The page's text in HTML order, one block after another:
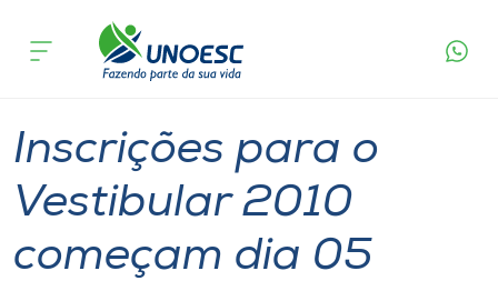
Cursos
Pesquisa
Atendimento ao Estudante
acontece
Inscrições para o
Vestibular 2010
começam dia 05